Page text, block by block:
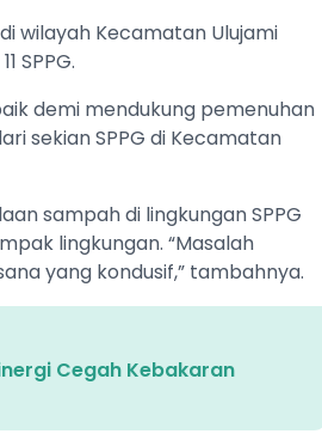
wilayah Kecamatan Ulujami
SPPG.
demi mendukung pemenuhan
sekian SPPG di Kecamatan
sampah di lingkungan SPPG
lingkungan. ‎“Masalah
yang kondusif,” tambahnya.
Cegah Kebakaran